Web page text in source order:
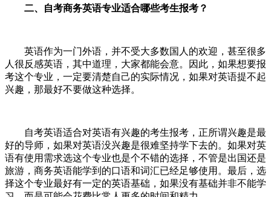
二、自考商务英语专业适合哪些考生报考？
英语作为一门外语，并不受大多数国人的欢迎，甚至很多
人很反感英语，其中道理，大家都能会意。因此，如果想要报
考这个专业，一定要清楚自己的实际情况，如果对英语提不起
兴趣，那最好不要做这种选择。
自考英语适合对英语有兴趣的考生报考，正所谓兴趣是最
好的导师，如果对英语没兴趣是很难坚持学下去的。如果对英
语有使用需求选这个专业也是个不错的选择，不管是出国还是
旅游，商务英语能学到的口语和词汇已经足够使用。最后，选
择这个专业最好有一定的英语基础，如果没有基础并非不能学